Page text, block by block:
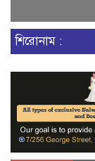
শিরোনাম :